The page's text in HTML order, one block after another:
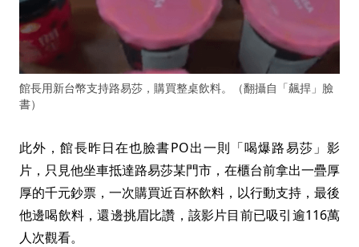
館長用新台幣支持路易莎，購買整桌飲料。（翻攝自「飆捍」臉
書）
此外，館長昨日在也臉書PO出一則「喝爆路易莎」影
片，只見他坐車抵達路易莎某門市，在櫃台前拿出一疊厚
厚的千元鈔票，一次購買近百杯飲料，以行動支持，最後
他邊喝飲料，還邊挑眉比讚，該影片目前已吸引逾116萬
人次觀看。